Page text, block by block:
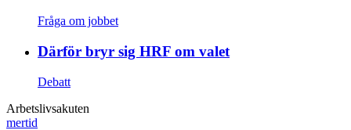
Fråga om jobbet
Därför bryr sig HRF om valet
Debatt
Arbetslivsakuten
mertid